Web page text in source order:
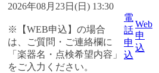
2026年08月23日(日) 13:30
※【WEB申込】の場合
は、ご質問・ご連絡欄に
「楽器名・点検希望内容」
をご入力ください。
電
話
申
込
Web
申
込